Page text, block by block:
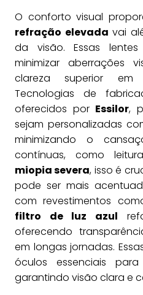
O conforto visual
refração elevada vai
da visão. Essas
minimizar aberrações
clareza superior
Tecnologias de
oferecidos por Essilor,
sejam personalizadas
minimizando o
contínuas, como
miopia severa, isso é
pode ser mais
com revestimentos
filtro de luz azul
oferecendo
em longas jornadas.
óculos essenciais
garantindo visão clara e